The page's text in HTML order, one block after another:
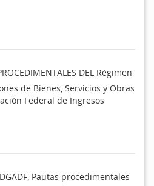
DEL Régimen
de Bienes, Servicios y Obras
Federal de Ingresos
Pautas procedimentales